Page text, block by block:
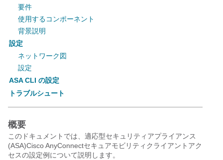
要件
使用するコンポーネント
背景説明
設定
ネットワーク図
設定
ASA CLI の設定
トラブルシュート
概要
このドキュメントでは、適応型セキュリティアプライアンス
(ASA)Cisco AnyConnectセキュアモビリティクライアントアク
セスの設定例について説明します。